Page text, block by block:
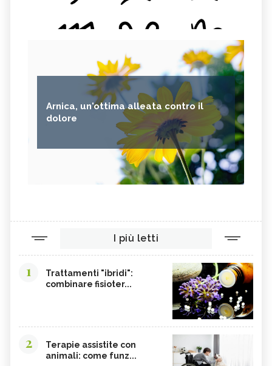
Arnica, un'ottima alleata contro il
dolore
I più letti
1
Trattamenti "ibridi":
combinare fisioter...
2
Terapie assistite con
animali: come funz...